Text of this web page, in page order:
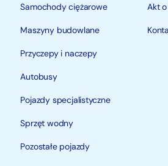
Samochody ciężarowe
Maszyny budowlane
Przyczepy i naczepy
Autobusy
Pojazdy specjalistyczne
Sprzęt wodny
Pozostałe pojazdy
Akt